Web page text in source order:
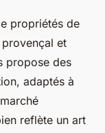
nos
propriétés de
et
propose des
adaptés à
reflète un art